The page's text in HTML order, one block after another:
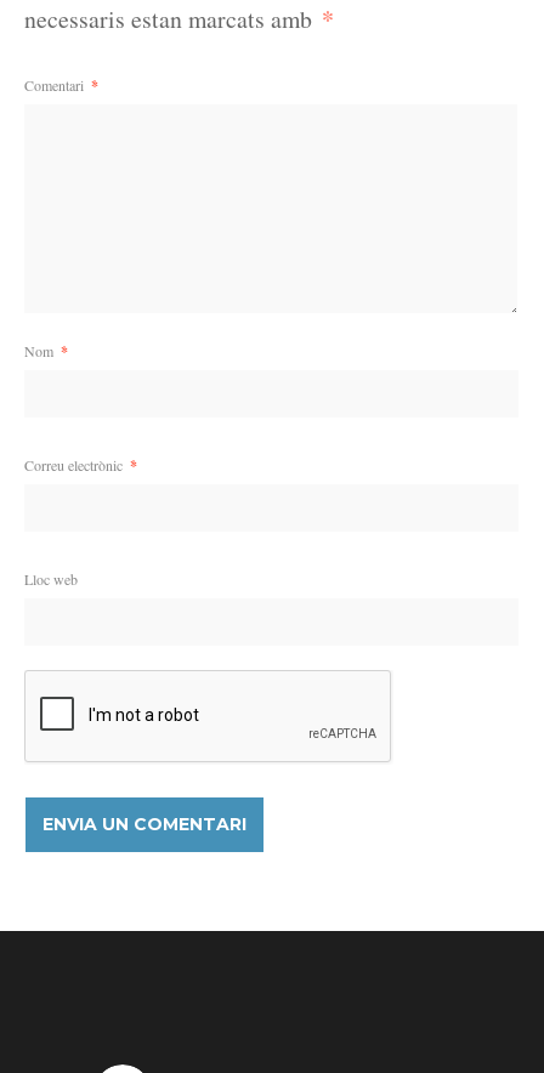
necessaris estan marcats amb *
Comentari *
Nom *
Correu electrònic *
Lloc web